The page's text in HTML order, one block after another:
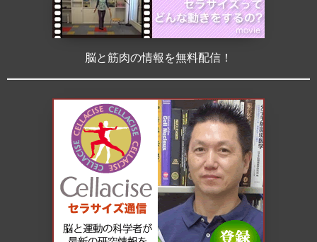
脳と筋肉の情報を無料配信！